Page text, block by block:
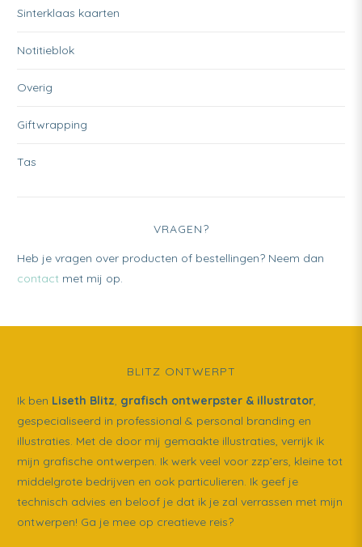
Sinterklaas kaarten
Notitieblok
Overig
Giftwrapping
Tas
VRAGEN?
Heb je vragen over producten of bestellingen? Neem dan
contact met mij op.
BLITZ ONTWERPT
Ik ben Liseth Blitz, grafisch ontwerpster & illustrator,
gespecialiseerd in professional & personal branding en
illustraties. Met de door mij gemaakte illustraties, verrijk ik
mijn grafische ontwerpen. Ik werk veel voor zzp’ers, kleine tot
middelgrote bedrijven en ook particulieren. Ik geef je
technisch advies en beloof je dat ik je zal verrassen met mijn
ontwerpen! Ga je mee op creatieve reis?